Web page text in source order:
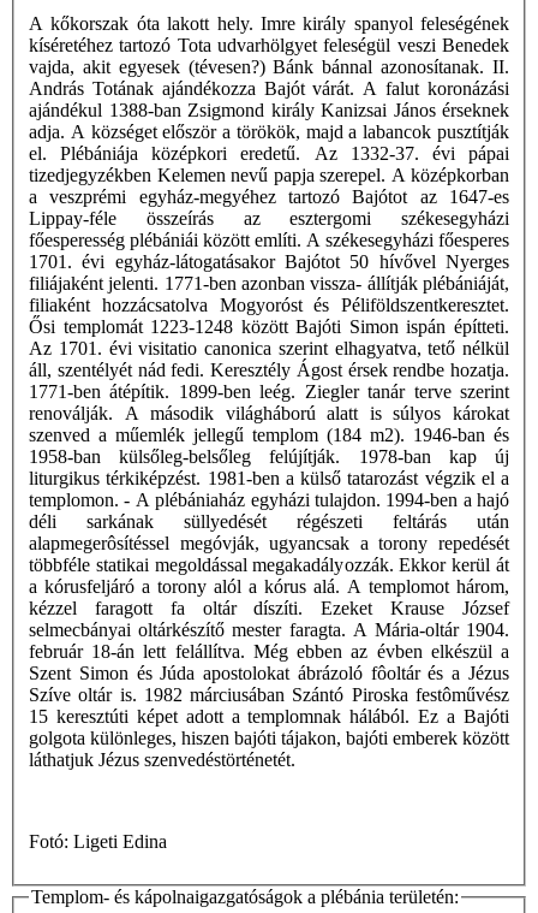
A kőkorszak óta lakott hely. Imre király spanyol feleségének
kíséretéhez tartozó Tota udvarhölgyet feleségül veszi Benedek
vajda, akit egyesek (tévesen?) Bánk bánnal azonosítanak. II.
András Totának ajándékozza Bajót várát. A falut koronázási
ajándékul 1388-ban Zsigmond király Kanizsai János érseknek
adja. A községet először a törökök, majd a labancok pusztítják
el. Plébániája középkori eredetű. Az 1332-37. évi pápai
tizedjegyzékben Kelemen nevű papja szerepel. A középkorban
a veszprémi egyház-megyéhez tartozó Bajótot az 1647-es
Lippay-féle összeírás az esztergomi székesegyházi
főesperesség plébániái között említi. A székesegyházi főesperes
1701. évi egyház-látogatásakor Bajótot 50 hívővel Nyerges
filiájaként jelenti. 1771-ben azonban vissza- állítják plébániáját,
filiaként hozzácsatolva Mogyoróst és Péliföldszentkeresztet.
Ősi templomát 1223-1248 között Bajóti Simon ispán építteti.
Az 1701. évi visitatio canonica szerint elhagyatva, tető nélkül
áll, szentélyét nád fedi. Keresztély Ágost érsek rendbe hozatja.
1771-ben átépítik. 1899-ben leég. Ziegler tanár terve szerint
renoválják. A második világháború alatt is súlyos károkat
szenved a műemlék jellegű templom (184 m2). 1946-ban és
1958-ban külsőleg-belsőleg felújítják. 1978-ban kap új
liturgikus térkiképzést. 1981-ben a külső tatarozást végzik el a
templomon. - A plébániaház egyházi tulajdon. 1994-ben a hajó
déli sarkának süllyedését régészeti feltárás után
alapmegerôsítéssel megóvják, ugyancsak a torony repedését
többféle statikai megoldással megakadályozzák. Ekkor kerül át
a kórusfeljáró a torony alól a kórus alá. A templomot három,
kézzel faragott fa oltár díszíti. Ezeket Krause József
selmecbányai oltárkészítő mester faragta. A Mária-oltár 1904.
február 18-án lett felállítva. Még ebben az évben elkészül a
Szent Simon és Júda apostolokat ábrázoló fôoltár és a Jézus
Szíve oltár is. 1982 márciusában Szántó Piroska festôművész
15 keresztúti képet adott a templomnak hálából. Ez a Bajóti
golgota különleges, hiszen bajóti tájakon, bajóti emberek között
láthatjuk Jézus szenvedéstörténetét.
Fotó: Ligeti Edina
Templom- és kápolnaigazgatóságok a plébánia területén: